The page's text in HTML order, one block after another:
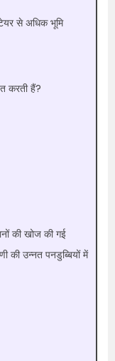
से अधिक भूमि
करती हैं?
की खोज की गई
की उन्नत पनडुब्बियों में